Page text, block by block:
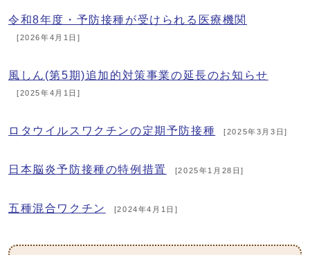
令和8年度・予防接種が受けられる医療機関
[2026年4月1日]
風しん(第5期)追加的対策事業の延長のお知らせ
[2025年4月1日]
ロタウイルスワクチンの定期予防接種 [2025年3月3日]
日本脳炎予防接種の特例措置 [2025年1月28日]
五種混合ワクチン [2024年4月1日]